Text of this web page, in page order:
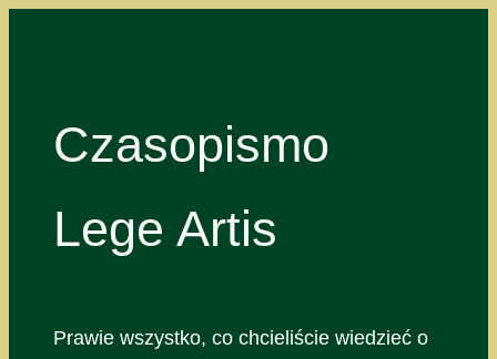
Czasopismo
Lege Artis
Prawie wszystko, co chcieliście wiedzieć o